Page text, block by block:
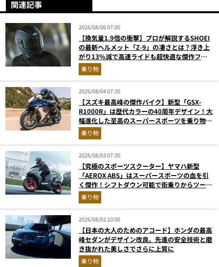
関連記事
2026/08/06 07:00
【換気量1.9倍の衝撃】プロが解説するSHOEI
の最新ヘルメット「Z-9」の凄さとは？浮き上
がり13%減で高速ライドも超快適な傑作フル
フェイス
乗り物
2026/08/04 07:30
【スズキ最高峰の傑作バイク】新型「GSX-
R1000R」は歴代カラーの40周年デザイン！大
幅進化した至高のスーパースポーツを乗り物ラ
イターが解説
乗り物
2026/08/03 07:30
【究極のスポーツスクーター】ヤマハ新型
「AEROX ABS」はスーパースポーツの血を引
く傑作！シフトダウン可能で街乗りからツーリ
ングまで最強
乗り物
2026/08/02 10:00
【日本の大人のためのアコード】ホンダの最高
峰セダンがデザイン改良。先進の安全技術と磨
き抜かれた美しさでさらに上質に
乗り物